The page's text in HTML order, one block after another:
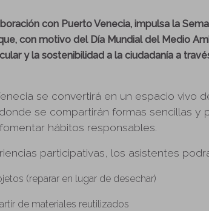
con Puerto Venecia, impulsa la
con motivo del Día Mundial del Medio
y la sostenibilidad a la ciudadanía a
se convertirá en un espacio vivo
se compartirán formas sencillas y
hábitos responsables.
participativas, los asistentes
(reparar en lugar de desechar)
de materiales reutilizados